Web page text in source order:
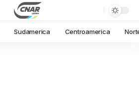
Sudamerica Centroamerica